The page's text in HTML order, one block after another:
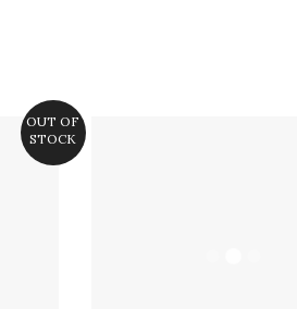
OUT OF
STOCK